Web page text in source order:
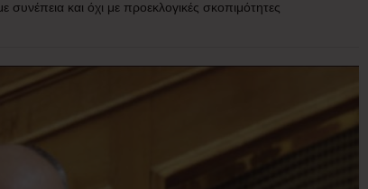
και όχι με προεκλογικές σκοπιμότητες